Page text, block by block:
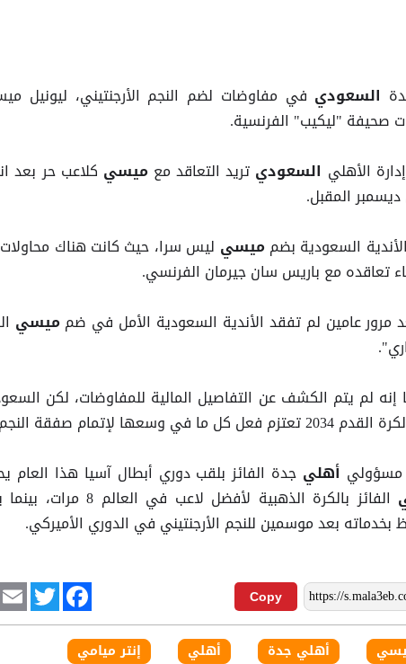
السعودي في مفاوضات لضم النجم الأرجنتيني، ليونيل
صحيفة "ليكيب" الفرنسية.
الأهلي السعودي تريد التعاقد مع ميسي كلاعب حر بعد
المقبل.
السعودية بضم ميسي ليس سرا، حيث كانت هناك
مرور عامين لم تفقد الأندية السعودية الأمل في ضم ميسي
إنه لم يتم الكشف عن التفاصيل المالية للمفاوضات، لكن
صفقة النجم الأرجنتيني.
مسؤولي أهلي جدة الفائز بلقب دوري أبطال آسيا هذا العام
الفائز بالكرة الذهبية لأفضل لاعب في العالم 8 مرات، بينما يتطلع نادي
بخدماته بعد موسمين للنجم الأرجنتيني في الدوري الأميركي.
Copy
Facebook
Twitter
أهلي جدة أهلي إنتر ميامي